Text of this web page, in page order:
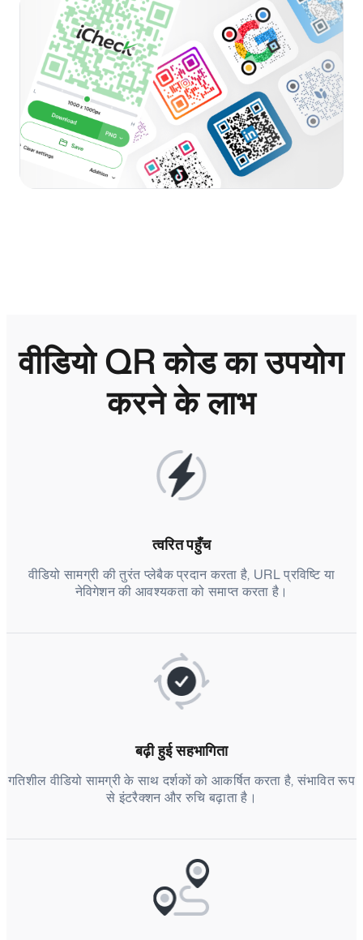
वीडियो QR कोड का उपयोग
करने के लाभ
त्वरित पहुँच
वीडियो सामग्री की तुरंत प्लेबैक प्रदान करता है, URL प्रविष्टि या
नेविगेशन की आवश्यकता को समाप्त करता है।
बढ़ी हुई सहभागिता
गतिशील वीडियो सामग्री के साथ दर्शकों को आकर्षित करता है, संभावित रूप
से इंटरैक्शन और रुचि बढ़ाता है।